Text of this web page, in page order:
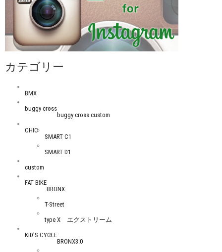
カテゴリー
BMX
buggy cross
buggy cross custom
CHIC
SMART C1
SMART D1
custom
FAT BIKE
BRONX
T-Street
type X エクストリーム
KID'S CYCLE
BRONX3.0